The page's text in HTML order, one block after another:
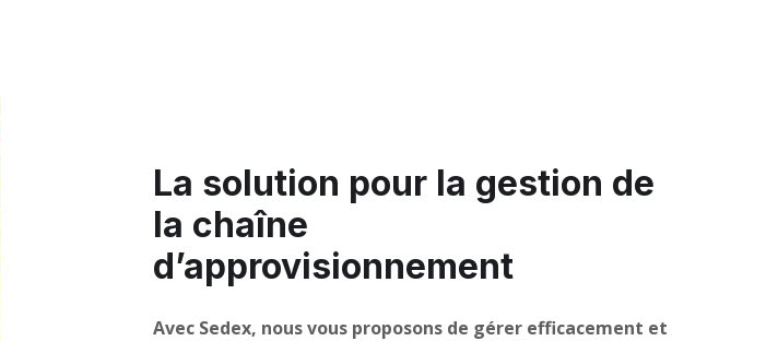
La solution pour la gestion de
la chaîne
d’approvisionnement
Avec Sedex, nous vous proposons de gérer efficacement et